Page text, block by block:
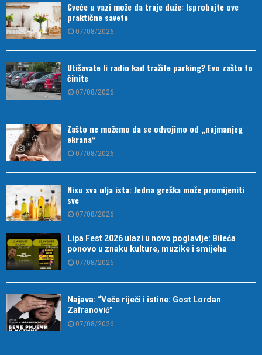
Cveće u vazi može da traje duže: Isprobajte ove
praktične savete
07/08/2026
Utišavate li radio kad tražite parking? Evo zašto to
činite
07/08/2026
Zašto ne možemo da se odvojimo od „najmanjeg
ekrana“
07/08/2026
Nisu sva ulja ista: Jedna greška može promijeniti
sve
07/08/2026
Lipa Fest 2026 ulazi u novo poglavlje: Bileća
ponovo u znaku kulture, muzike i smijeha
07/08/2026
Najava: “Veče riječi i istine: Gost Lordan
Zafranović”
07/08/2026